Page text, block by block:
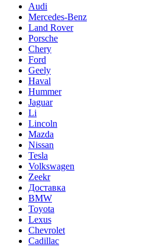
Audi
Mercedes-Benz
Land Rover
Porsche
Chery
Ford
Geely
Haval
Hummer
Jaguar
Li
Lincoln
Mazda
Nissan
Tesla
Volkswagen
Zeekr
Доставка
BMW
Toyota
Lexus
Chevrolet
Cadillac